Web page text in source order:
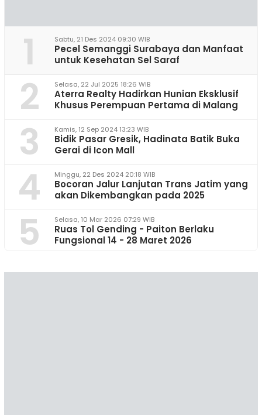
1 Sabtu, 21 Des 2024 09:30 WIB
Pecel Semanggi Surabaya dan Manfaat
untuk Kesehatan Sel Saraf
2 Selasa, 22 Jul 2025 18:26 WIB
Aterra Realty Hadirkan Hunian Eksklusif
Khusus Perempuan Pertama di Malang
3 Kamis, 12 Sep 2024 13:23 WIB
Bidik Pasar Gresik, Hadinata Batik Buka
Gerai di Icon Mall
4 Minggu, 22 Des 2024 20:18 WIB
Bocoran Jalur Lanjutan Trans Jatim yang
akan Dikembangkan pada 2025
5 Selasa, 10 Mar 2026 07:29 WIB
Ruas Tol Gending - Paiton Berlaku
Fungsional 14 - 28 Maret 2026